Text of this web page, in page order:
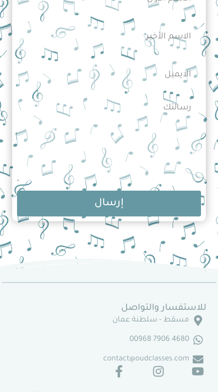
إرسال
للاستفسار والتواصل
مسقط - سلطنة عمان
4680 7906 00968
contact@oudclasses.com